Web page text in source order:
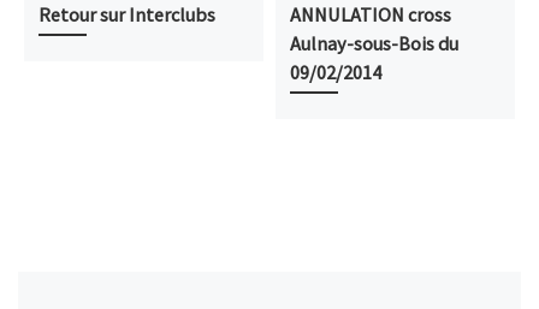
Retour sur Interclubs
ANNULATION cross
Aulnay-sous-Bois du
09/02/2014